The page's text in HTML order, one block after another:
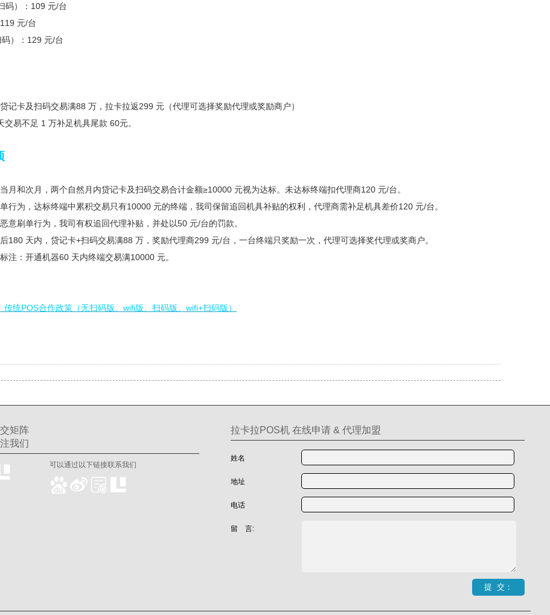
码）：109 元/台
元/台
）：129 元/台
记卡及扫码交易满88 万，拉卡拉返299 元（代理可选择奖励代理或奖励商户）
交易不足 1 万补足机具尾款 60元。
月和次月，两个自然月内贷记卡及扫码交易合计金额≥10000 元视为达标。未达标终端扣代理商120 元/台。
行为，达标终端中累积交易只有10000 元的终端，我司保留追回机具补贴的权利，代理商需补足机具差价120 元/台。
意刷单行为，我司有权追回代理补贴，并处以50 元/台的罚款。
180 天内，贷记卡+扫码交易满88 万，奖励代理商299 元/台，一台终端只奖励一次，代理可选择奖代理或奖商户。
注：开通机器60 天内终端交易满10000 元。
传统POS合作政策（无扫码版、wifi版、扫码版、wifi+扫码版）
矩阵
我们
可以通过以下链接联系我们
拉卡拉POS机 在线申请 & 代理加盟
姓名
地址
电话
留 言: